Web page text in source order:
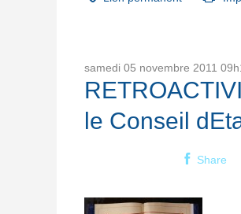
samedi 05 novembre 2011
le Conseil
Share